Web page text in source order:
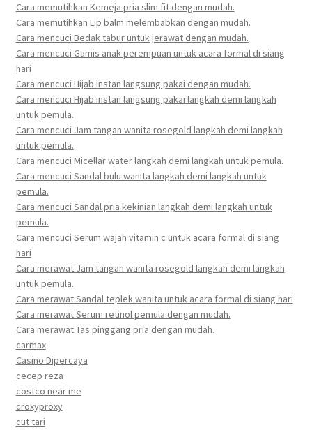
Cara memutihkan Kemeja pria slim fit dengan mudah.
Cara memutihkan Lip balm melembabkan dengan mudah.
Cara mencuci Bedak tabur untuk jerawat dengan mudah.
Cara mencuci Gamis anak perempuan untuk acara formal di siang
hari
Cara mencuci Hijab instan langsung pakai dengan mudah.
Cara mencuci Hijab instan langsung pakai langkah demi langkah
untuk pemula.
Cara mencuci Jam tangan wanita rosegold langkah demi langkah
untuk pemula.
Cara mencuci Micellar water langkah demi langkah untuk pemula.
Cara mencuci Sandal bulu wanita langkah demi langkah untuk
pemula.
Cara mencuci Sandal pria kekinian langkah demi langkah untuk
pemula.
Cara mencuci Serum wajah vitamin c untuk acara formal di siang
hari
Cara merawat Jam tangan wanita rosegold langkah demi langkah
untuk pemula.
Cara merawat Sandal teplek wanita untuk acara formal di siang hari
Cara merawat Serum retinol pemula dengan mudah.
Cara merawat Tas pinggang pria dengan mudah.
carmax
Casino Dipercaya
cecep reza
costco near me
croxyproxy
cut tari